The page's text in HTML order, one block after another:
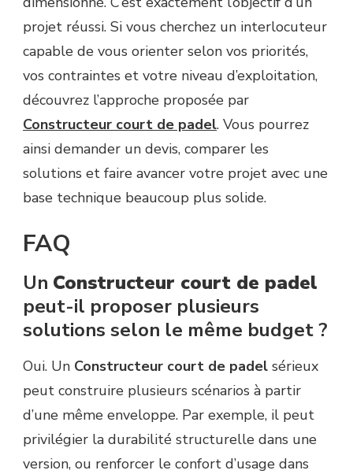
projet réussi. Si vous cherchez un interlocuteur
capable de vous orienter selon vos priorités,
vos contraintes et votre niveau d’exploitation,
découvrez l’approche proposée par
Constructeur court de padel. Vous pourrez
ainsi demander un devis, comparer les
solutions et faire avancer votre projet avec une
base technique beaucoup plus solide.
FAQ
Un Constructeur court de padel
peut-il proposer plusieurs
solutions selon le même budget ?
Oui. Un Constructeur court de padel sérieux
peut construire plusieurs scénarios à partir
d’une même enveloppe. Par exemple, il peut
privilégier la durabilité structurelle dans une
version, ou renforcer le confort d’usage dans